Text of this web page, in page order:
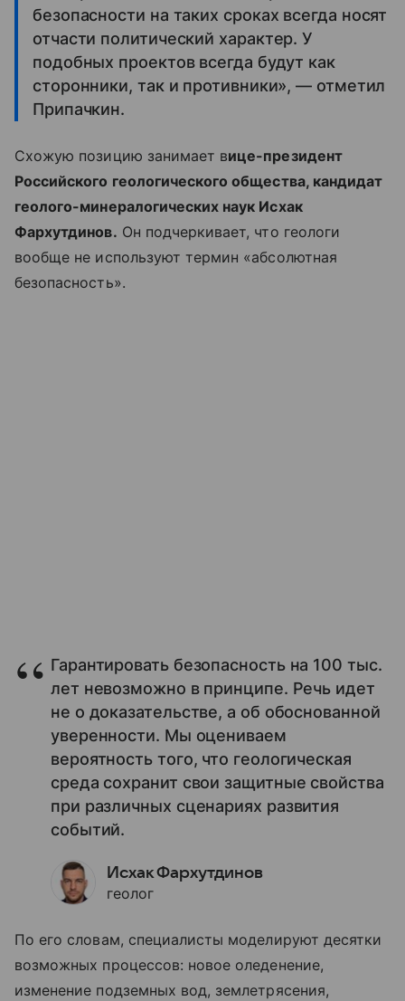
безопасности на таких сроках всегда носят
отчасти политический характер. У
подобных проектов всегда будут как
сторонники, так и противники», — отметил
Припачкин.
Схожую позицию занимает вице-президент
Российского геологического общества, кандидат
геолого-минералогических наук Исхак
Фархутдинов. Он подчеркивает, что геологи
вообще не используют термин «абсолютная
безопасность».
Гарантировать безопасность на 100 тыс.
лет невозможно в принципе. Речь идет
не о доказательстве, а об обоснованной
уверенности. Мы оцениваем
вероятность того, что геологическая
среда сохранит свои защитные свойства
при различных сценариях развития
событий.
Исхак Фархутдинов
геолог
По его словам, специалисты моделируют десятки
возможных процессов: новое оледенение,
изменение подземных вод, землетрясения,